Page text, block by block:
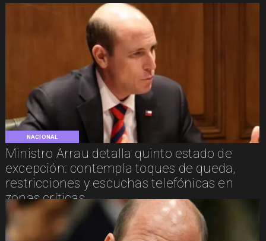
NACIONAL
Ministro Arrau detalla quinto estado de
excepción: contempla toques de queda,
restricciones y escuchas telefónicas en
zonas críticas